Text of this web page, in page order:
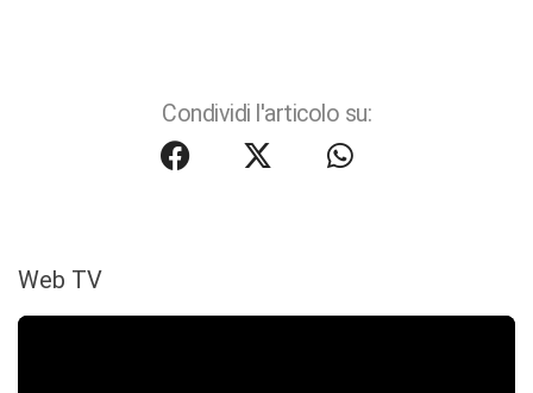
Condividi l'articolo su:
Web TV